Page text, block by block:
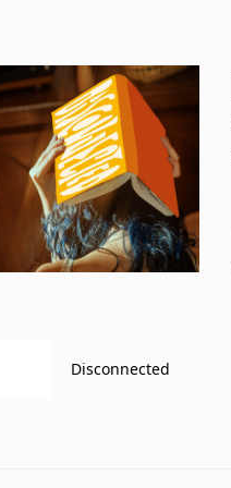
Disconnected